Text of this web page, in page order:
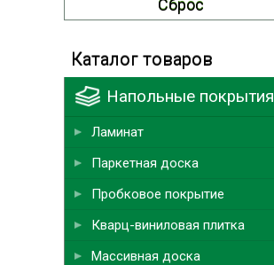
Каталог товаров
Напольные покрытия
Ламинат
Паркетная доска
Пробковое покрытие
Кварц-виниловая плитка
Массивная доска